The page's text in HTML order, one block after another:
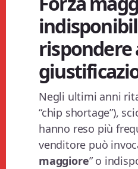
rispondere
Negli ultimi anni
“chip shortage”),
hanno reso più
venditore può
maggiore” o